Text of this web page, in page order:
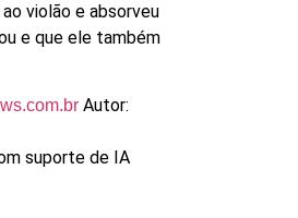
violão e absorveu
e que ele também
Autor:
suporte de IA